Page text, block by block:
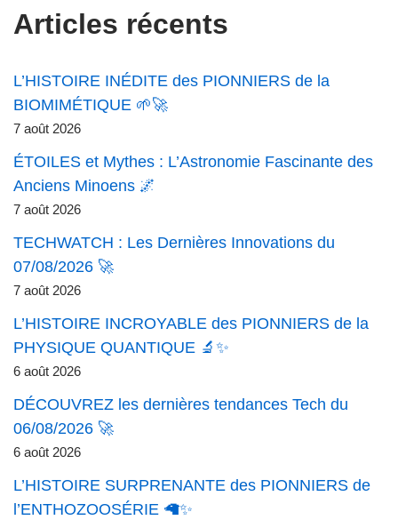
Articles récents
L’HISTOIRE INÉDITE des PIONNIERS de la
BIOMIMÉTIQUE 🌱🚀
7 août 2026
ÉTOILES et Mythes : L’Astronomie Fascinante des
Anciens Minoens 🌌
7 août 2026
TECHWATCH : Les Dernières Innovations du
07/08/2026 🚀
7 août 2026
L’HISTOIRE INCROYABLE des PIONNIERS de la
PHYSIQUE QUANTIQUE 🔬✨
6 août 2026
DÉCOUVREZ les dernières tendances Tech du
06/08/2026 🚀
6 août 2026
L’HISTOIRE SURPRENANTE des PIONNIERS de
l’ENTHOZOOSÉRIE 🦙✨